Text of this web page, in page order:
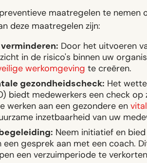
maatregelen te nemen
deze maatregelen zijn:
Door het uitvoeren
in de risico's binnen uw
werkomgeving te creëren.
gezondheidscheck: Het
biedt medewerkers een check
werken aan een gezondere en
inzetbaarheid van uw
Neem initiatief en
een gesprek aan met een coach.
een verzuimperiode te